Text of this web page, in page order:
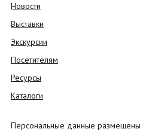
Новости
Выставки
Экскурсии
Посетителям
Ресурсы
Каталоги
Персональные данные размещены